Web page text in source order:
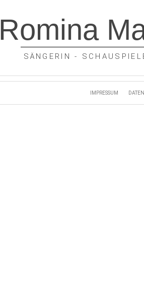
Romina
SÄNGERIN -
IMPRESSUM